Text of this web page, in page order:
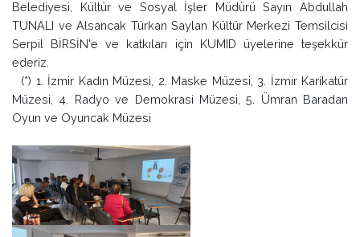
Belediyesi, Kültür ve Sosyal İşler Müdürü Sayın Abdullah
TUNALI ve Alsancak Türkan Saylan Kültür Merkezi Temsilcisi
Serpil BİRSİN'e ve katkıları için KUMID üyelerine teşekkür
ederiz.
(*) 1. İzmir Kadın Müzesi, 2. Maske Müzesi, 3. İzmir Karikatür
Müzesi, 4. Radyo ve Demokrasi Müzesi, 5. Ümran Baradan
Oyun ve Oyuncak Müzesi